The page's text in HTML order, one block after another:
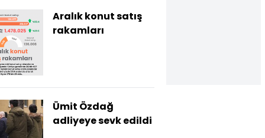
Aralık konut satış
rakamları
Ümit Özdağ
adliyeye sevk edildi